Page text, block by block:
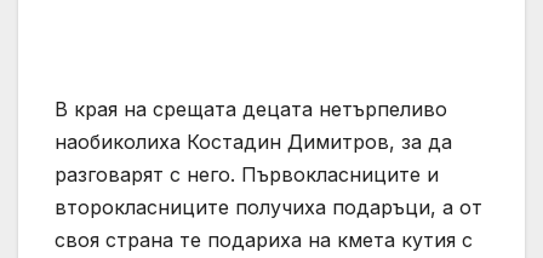
В края на срещата децата нетърпеливо
наобиколиха Костадин Димитров, за да
разговарят с него. Първокласниците и
второкласниците получиха подаръци, а от
своя страна те подариха на кмета кутия с